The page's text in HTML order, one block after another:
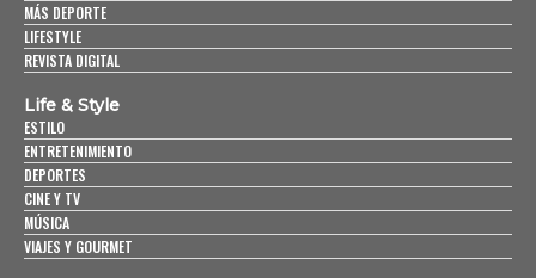
MÁS DEPORTE
LIFESTYLE
REVISTA DIGITAL
Life & Style
ESTILO
ENTRETENIMIENTO
DEPORTES
CINE Y TV
MÚSICA
VIAJES Y GOURMET